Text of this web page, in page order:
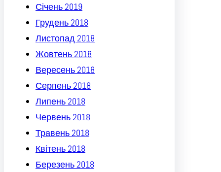
Січень 2019
Грудень 2018
Листопад 2018
Жовтень 2018
Вересень 2018
Серпень 2018
Липень 2018
Червень 2018
Травень 2018
Квітень 2018
Березень 2018